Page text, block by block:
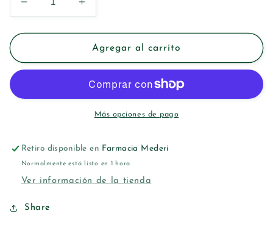
Reducir
cantidad
para
GINGILACER
CINTA
50
Aumentar
cantidad
para
LACER
GINGILACER
DENTAL
50
Agregar al carrito
Más opciones de pago
Retiro disponible en Farmacia Mederi
Normalmente está listo en 1 hora
Ver información de la tienda
Share